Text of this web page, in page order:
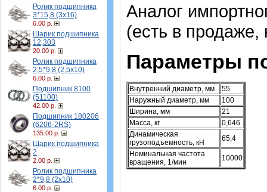
Ролик подшипника
3*15,8 (3х16)
6.00 р.
Шарик подшипника
12,303
20.00 р.
Ролик подшипника
2,5*9,8 (2,5х10)
6.00 р.
Подшипник 8100
(51100)
42.00 р.
Подшипник 180206
(6206-2RS)
135.00 р.
Шарик подшипника
2
2.00 р.
Ролик подшипника
2*9,8 (2х10)
6.00 р.
Аналог
(есть в продаже,
Параметры
Внутренний диаметр, мм
55
Наружный диаметр, мм
100
Ширина, мм
21
Масса, кг
0,646
Динамическая
грузоподъемность, кН
65,4
Номинальная частота
вращения, 1/мин
10000